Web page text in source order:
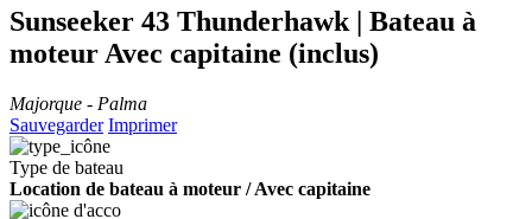
Sunseeker 43 Thunderhawk | Bateau à
moteur Avec capitaine (inclus)
Majorque - Palma
Sauvegarder Imprimer
Type de bateau
Location de bateau à moteur / Avec capitaine